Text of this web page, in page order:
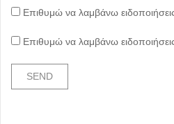
Επιθυμώ να λαμβάνω
Επιθυμώ να λαμβάνω